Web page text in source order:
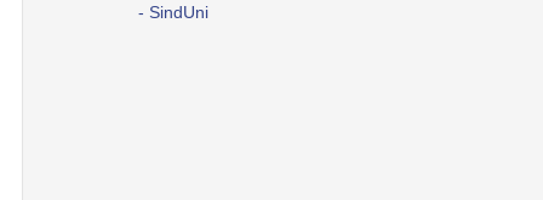
- SindUni